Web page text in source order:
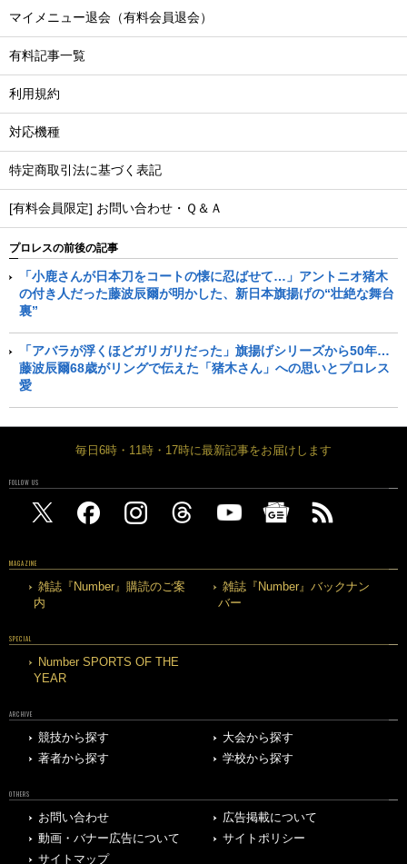
マイメニュー退会（有料会員退会）
有料記事一覧
利用規約
対応機種
特定商取引法に基づく表記
[有料会員限定] お問い合わせ・Ｑ＆Ａ
プロレスの前後の記事
「小鹿さんが日本刀をコートの懐に忍ばせて…」アントニオ猪木
の付き人だった藤波辰爾が明かした、新日本旗揚げの“壮絶な舞台
裏”
「アバラが浮くほどガリガリだった」旗揚げシリーズから50年…
藤波辰爾68歳がリングで伝えた「猪木さん」への思いとプロレス
愛
毎日6時・11時・17時に最新記事をお届けします
FOLLOW US
MAGAZINE
雑誌『Number』購読のご案
内
雑誌『Number』バックナン
バー
SPECIAL
Number SPORTS OF THE
YEAR
ARCHIVE
競技から探す
大会から探す
著者から探す
学校から探す
OTHERS
お問い合わせ
広告掲載について
動画・バナー広告について
サイトポリシー
サイトマップ